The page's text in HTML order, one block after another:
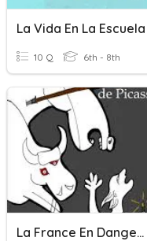
La Vida En La Escuela
10 Q 6th - 8th
La France En Danger Introduction